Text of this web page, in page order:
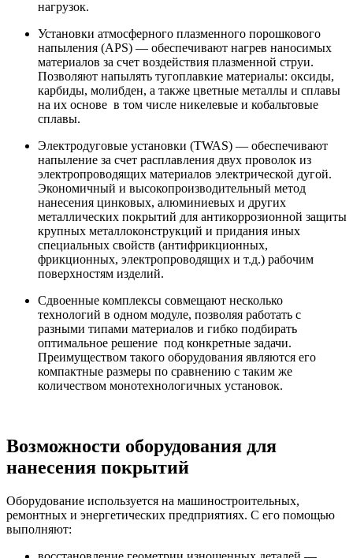
нагрузок.
Установки атмосферного плазменного порошкового
напыления (APS) — обеспечивают нагрев наносимых
материалов за счет воздействия плазменной струи.
Позволяют напылять тугоплавкие материалы: оксиды,
карбиды, молибден, а также цветные металлы и сплавы
на их основе в том числе никелевые и кобальтовые
сплавы.
Электродуговые установки (TWAS) — обеспечивают
напыление за счет расплавления двух проволок из
электропроводящих материалов электрической дугой.
Экономичный и высокопроизводительный метод
нанесения цинковых, алюминиевых и других
металлических покрытий для антикоррозионной защиты
крупных металлоконструкций и придания иных
специальных свойств (антифрикционных,
фрикционных, электропроводящих и т.д.) рабочим
поверхностям изделий.
Сдвоенные комплексы совмещают несколько
технологий в одном модуле, позволяя работать с
разными типами материалов и гибко подбирать
оптимальное решение под конкретные задачи.
Преимуществом такого оборудования являются его
компактные размеры по сравнению с таким же
количеством монотехнологичных установок.
Возможности оборудования для
нанесения покрытий
Оборудование используется на машиностроительных,
ремонтных и энергетических предприятиях. С его помощью
выполняют: